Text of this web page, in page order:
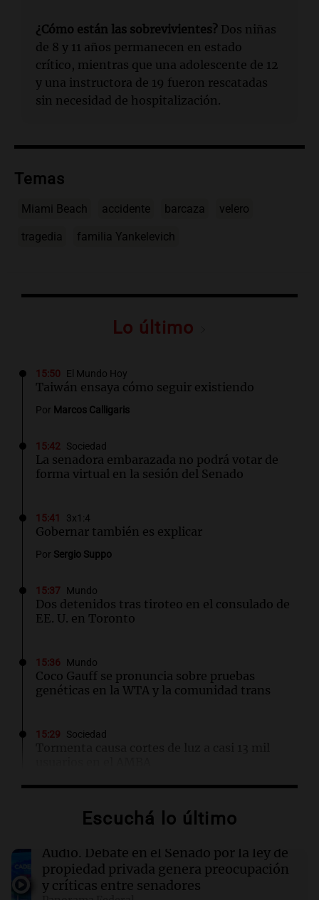
¿Cómo están las sobrevivientes? Dos niñas
de 8 y 11 años permanecen en estado
crítico, mientras que una adolescente de 12
y una instructora de 19 fueron rescatadas
sin necesidad de hospitalización.
Temas
Miami Beach accidente barcaza velero
tragedia familia Yankelevich
Lo último
15:50 El Mundo Hoy
Taiwán ensaya cómo seguir existiendo
Por Marcos Calligaris
15:42 Sociedad
La senadora embarazada no podrá votar de
forma virtual en la sesión del Senado
15:41 3x1:4
Gobernar también es explicar
Por Sergio Suppo
15:37 Mundo
Dos detenidos tras tiroteo en el consulado de
EE. U. en Toronto
15:36 Mundo
Coco Gauff se pronuncia sobre pruebas
genéticas en la WTA y la comunidad trans
15:29 Sociedad
Detienen a exgobernador de Guerrero por la
15:25 Sociedad
Continúa una alerta meteorológica en medio
Escuchá lo último
Audio. Debate en el Senado por la ley de
propiedad privada genera preocupación
y críticas entre senadores